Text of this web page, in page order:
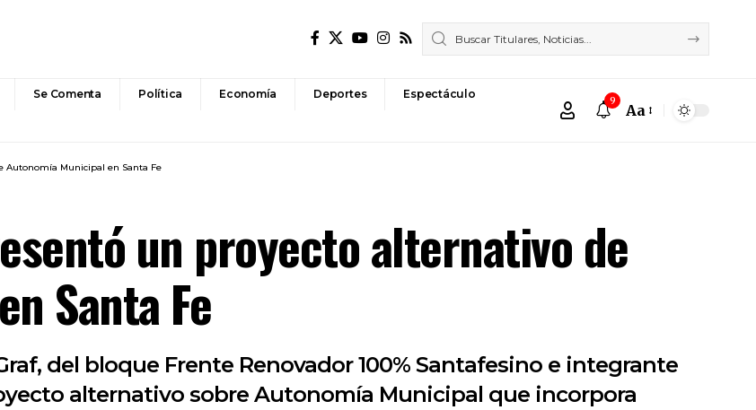
Se Comenta Política Economía Deportes Espectáculo 9
Font
Aa
Autonomía Municipal en Santa Fe
un proyecto alternativo de
Santa Fe
del bloque Frente Renovador 100% Santafesino e integrante
alternativo sobre Autonomía Municipal que incorpora